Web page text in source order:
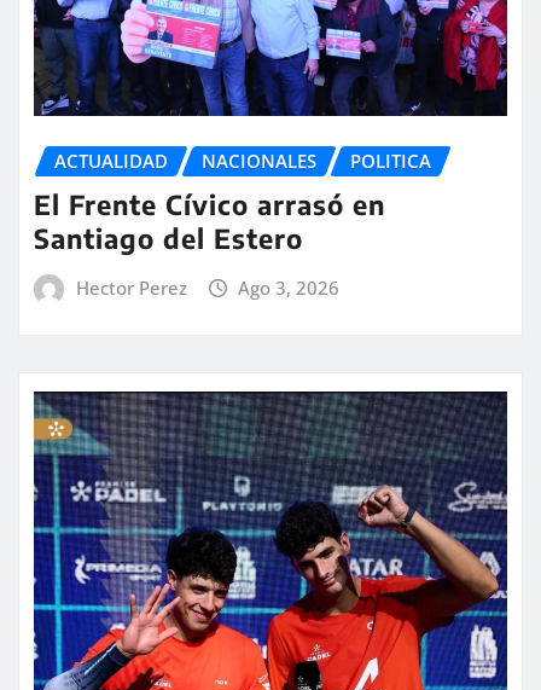
ACTUALIDAD NACIONALES POLITICA
El Frente Cívico arrasó en
Santiago del Estero
Hector Perez Ago 3, 2026